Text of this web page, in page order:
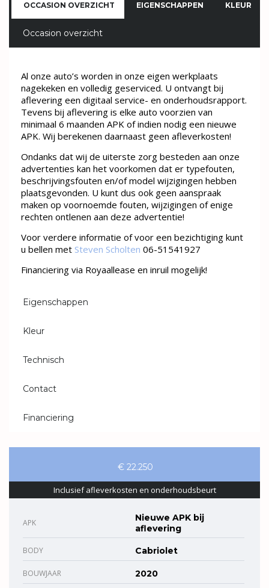
OCCASION OVERZICHT EIGENSCHAPPEN KLEUR
Occasion overzicht
Al onze auto’s worden in onze eigen werkplaats
nagekeken en volledig geserviced. U ontvangt bij
aflevering een digitaal service- en onderhoudsrapport.
Tevens bij aflevering is elke auto voorzien van
minimaal 6 maanden APK of indien nodig een nieuwe
APK. Wij berekenen daarnaast geen afleverkosten!
Ondanks dat wij de uiterste zorg besteden aan onze
advertenties kan het voorkomen dat er typefouten,
beschrijvingsfouten en/of model wijzigingen hebben
plaatsgevonden. U kunt dus ook geen aanspraak
maken op voornoemde fouten, wijzigingen of enige
rechten ontlenen aan deze advertentie!
Voor verdere informatie of voor een bezichtiging kunt
u bellen met Steven Scholten 06-51541927
Financiering via Royaallease en inruil mogelijk!
Eigenschappen
Kleur
Technisch
Contact
Financiering
€ 22.250
Inclusief afleverkosten en onderhoudsbeurt
APK
Nieuwe APK bij
aflevering
BODY Cabriolet
BOUWJAAR 2020